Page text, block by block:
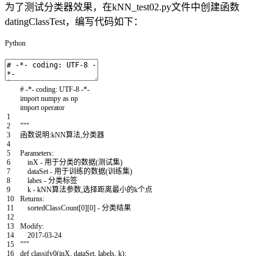
为了测试分类器效果，在kNN_test02.py文件中创建函数
datingClassTest，编写代码如下：
Python
1
2
3
4
5
6
7
8
9
10
11
12
13
14
15
16
# -*- coding: UTF-8 -*-
import numpy as np
import operator
"""
函数说明:kNN算法,分类器
Parameters:
inX - 用于分类的数据(测试集)
dataSet - 用于训练的数据(训练集)
labes - 分类标签
k - kNN算法参数,选择距离最小的k个点
Returns:
sortedClassCount[0][0] - 分类结果
Modify:
2017-03-24
"""
def classify0(inX, dataSet, labels, k):